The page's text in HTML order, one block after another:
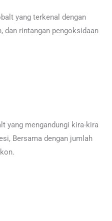
yang terkenal dengan
dan rintangan pengoksidaan
yang mengandungi kira-kira
Bersama dengan jumlah